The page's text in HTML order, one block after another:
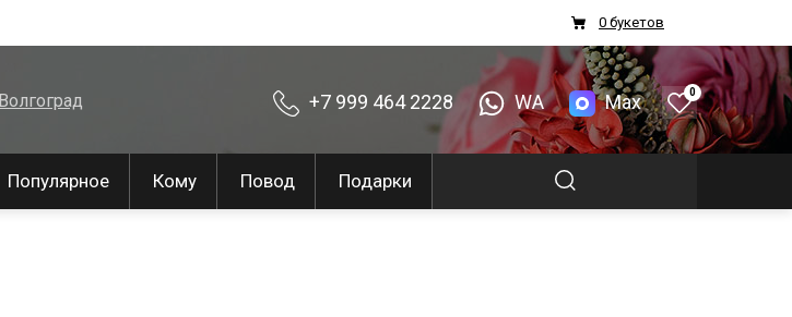
0 букетов
Волгоград +7 999 464 2228 WA Max 0
Популярное Кому Повод Подарки